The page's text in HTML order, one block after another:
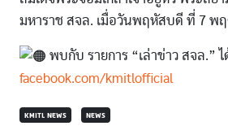
มหาราช สจล. เมื่อวันพฤหัสบดี ที่ 7 พ
พบกับ รายการ “เล่าข่าว สจล.” ไ
facebook.com/kmitlofficial
KMITL NEWS NEWS